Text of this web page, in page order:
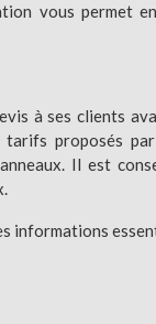
vous permet
à ses clients
proposés
Il est
informations